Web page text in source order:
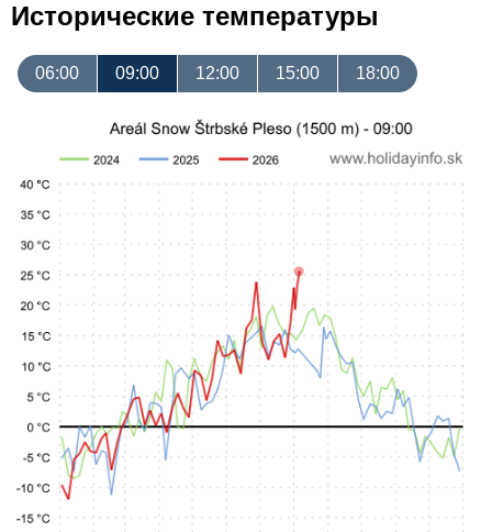
Исторические температуры
06:00 09:00 12:00 15:00 18:00